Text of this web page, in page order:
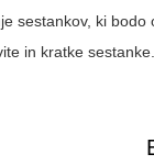
sestankov, ki bodo
in kratke sestanke.